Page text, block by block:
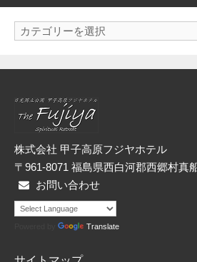
カ
ー
株式会社 甲子高原フジヤホテル
〒961-8071 福島県西白河郡西郷村真
お問い合わせ
Translate